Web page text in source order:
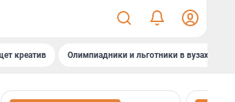
креатив Олимпиадники и льготники в вузах СПб